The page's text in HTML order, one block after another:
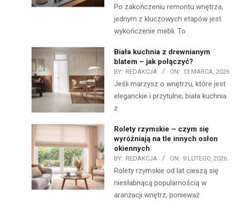
Po zakończeniu remontu wnętrza,
jednym z kluczowych etapów jest
wykończenie mebli. To
Biała kuchnia z drewnianym
blatem – jak połączyć?
BY: REDAKCJA ON: 13 MARCA, 2026
Jeśli marzysz o wnętrzu, które jest
eleganckie i przytulne, biała kuchnia
z
Rolety rzymskie – czym się
wyróżniają na tle innych osłon
okiennych
BY: REDAKCJA ON: 9 LUTEGO, 2026
Rolety rzymskie od lat cieszą się
niesłabnącą popularnością w
aranżacji wnętrz, ponieważ